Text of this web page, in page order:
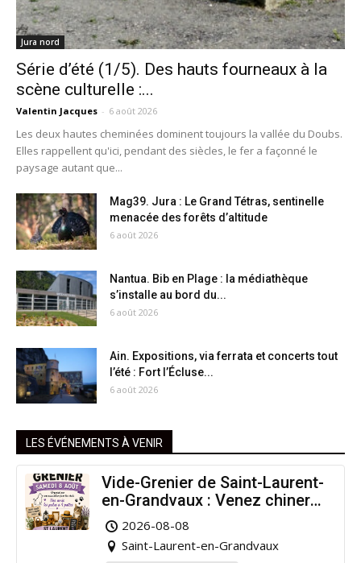
Jura nord
Série d’été (1/5). Des hauts fourneaux à la
scène culturelle :...
Valentin Jacques - 6 août 2026
Les deux hautes cheminées dominent toujours la vallée du Doubs.
Elles rappellent qu'ici, pendant des siècles, le fer a façonné le
paysage autant que...
Mag39. Jura : Le Grand Tétras, sentinelle
menacée des forêts d’altitude
6 août 2026
Nantua. Bib en Plage : la médiathèque
s’installe au bord du...
6 août 2026
Ain. Expositions, via ferrata et concerts tout
l’été : Fort l’Écluse...
6 août 2026
LES ÉVÉNEMENTS À VENIR
Vide-Grenier de Saint-Laurent-
en-Grandvaux : Venez chiner
pour la bonne cause !
2026-08-08
Saint-Laurent-en-Grandvaux